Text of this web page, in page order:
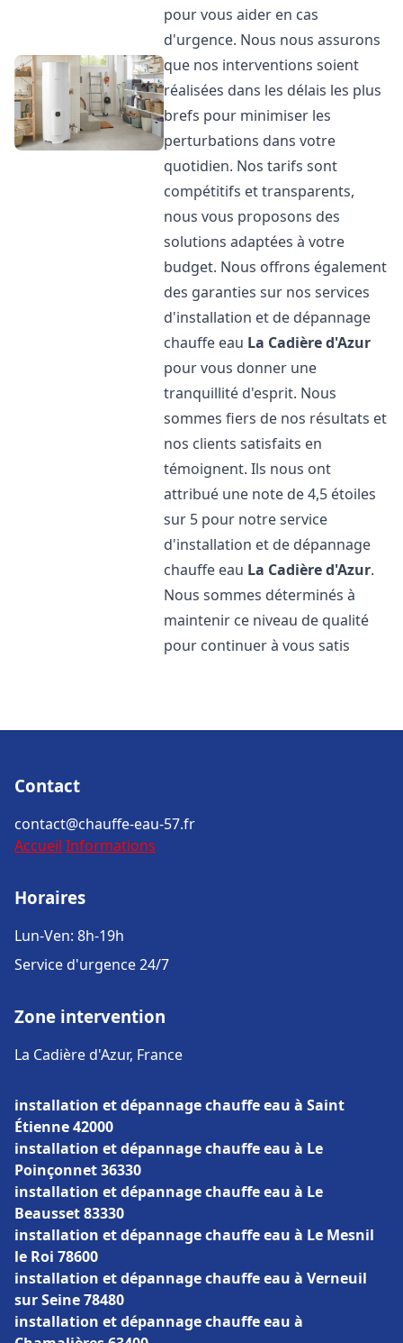
pour vous aider en cas
d'urgence. Nous nous assurons
que nos interventions soient
réalisées dans les délais les plus
brefs pour minimiser les
perturbations dans votre
quotidien. Nos tarifs sont
compétitifs et transparents,
nous vous proposons des
solutions adaptées à votre
budget. Nous offrons également
des garanties sur nos services
d'installation et de dépannage
chauffe eau La Cadière d'Azur
pour vous donner une
tranquillité d'esprit. Nous
sommes fiers de nos résultats et
nos clients satisfaits en
témoignent. Ils nous ont
attribué une note de 4,5 étoiles
sur 5 pour notre service
d'installation et de dépannage
chauffe eau La Cadière d'Azur.
Nous sommes déterminés à
maintenir ce niveau de qualité
pour continuer à vous satis
Contact
contact@chauffe-eau-57.fr
Accueil Informations
Horaires
Lun-Ven: 8h-19h
Service d'urgence 24/7
Zone intervention
La Cadière d'Azur, France
installation et dépannage chauffe eau à Saint
Étienne 42000
installation et dépannage chauffe eau à Le
Poinçonnet 36330
installation et dépannage chauffe eau à Le
Beausset 83330
installation et dépannage chauffe eau à Le Mesnil
le Roi 78600
installation et dépannage chauffe eau à Verneuil
sur Seine 78480
installation et dépannage chauffe eau à